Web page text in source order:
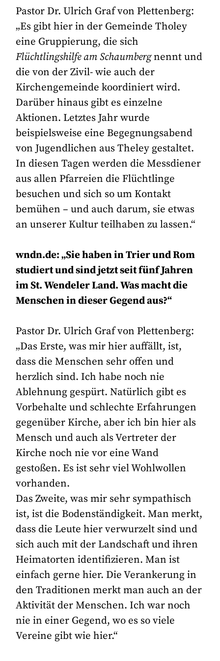
Pastor Dr. Ulrich Graf von Plettenberg:
„Es gibt hier in der Gemeinde Tholey
eine Gruppierung, die sich
Flüchtlingshilfe am Schaumbergnennt und
die von der Zivil- wie auch der
Kirchengemeinde koordiniert wird.
Darüber hinaus gibt es einzelne
Aktionen. Letztes Jahr wurde
beispielsweise eine Begegnungsabend
von Jugendlichen aus Theley gestaltet.
In diesen Tagen werden die Messdiener
aus allen Pfarreien die Flüchtlinge
besuchen und sich so um Kontakt
bemühen – und auch darum, sie etwas
an unserer Kultur teilhaben zu lassen.“
wndn.de: „Sie haben in Trier und Rom
studiert und sind jetzt seit fünf Jahren
im St. Wendeler Land. Was macht die
Menschen in dieser Gegend aus?“
Pastor Dr. Ulrich Graf von Plettenberg:
„Das Erste, was mir hier auffällt, ist,
dass die Menschen sehr offen und
herzlich sind. Ich habe noch nie
Ablehnung gespürt. Natürlich gibt es
Vorbehalte und schlechte Erfahrungen
gegenüber Kirche, aber ich bin hier als
Mensch und auch als Vertreter der
Kirche noch nie vor eine Wand
gestoßen. Es ist sehr viel Wohlwollen
vorhanden.
Das Zweite, was mir sehr sympathisch
ist, ist die Bodenständigkeit. Man merkt,
dass die Leute hier verwurzelt sind und
sich auch mit der Landschaft und ihren
Heimatorten identifizieren. Man ist
einfach gerne hier. Die Verankerung in
den Traditionen merkt man auch an der
Aktivität der Menschen. Ich war noch
nie in einer Gegend, wo es so viele
Vereine gibt wie hier.“